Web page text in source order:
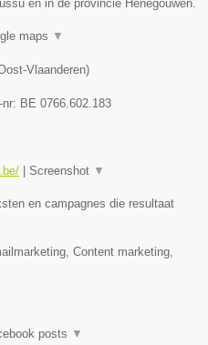
en in de provincie Henegouwen.
maps ▼
Vlaanderen)
nr: BE 0766.602.183
| Screenshot ▼
en campagnes die resultaat
Content marketing,
posts ▼